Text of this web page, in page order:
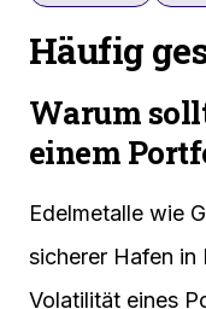
Häufig
Warum
einem
Edelmetalle wie
sicherer Hafen in
Volatilität eines